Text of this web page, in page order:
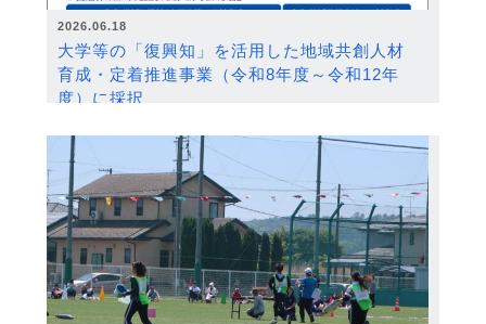
2026.06.18
大学等の「復興知」を活用した地域共創人材
育成・定着推進事業（令和8年度～令和12年
度）に採択